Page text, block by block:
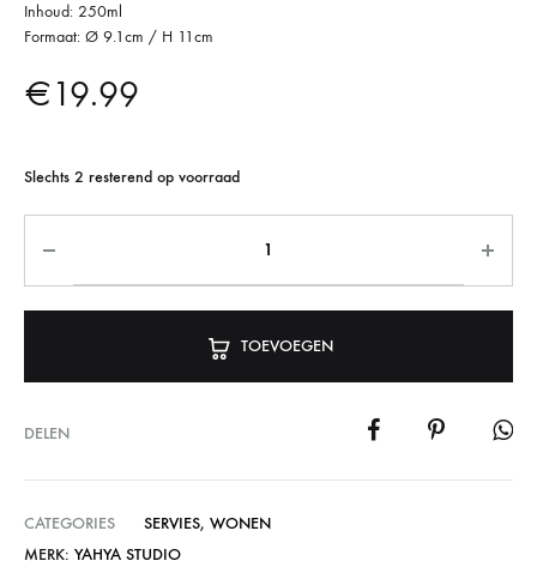
Inhoud: 250ml
Formaat: Ø 9.1cm / H 11cm
€19.99
Slechts 2 resterend op voorraad
TOEVOEGEN
DELEN
CATEGORIES SERVIES, WONEN
MERK: YAHYA STUDIO